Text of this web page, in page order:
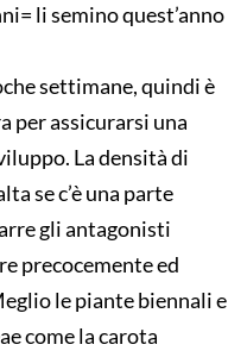
li semino quest’anno
settimane, quindi è
per assicurarsi una
La densità di
se c’è una parte
gli antagonisti
precocemente ed
le piante biennali e
come la carota